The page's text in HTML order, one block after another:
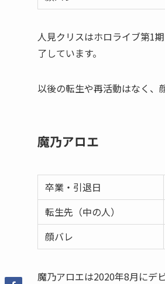
人見クリスはホロライブ第1
了しています。
以後の転生や再活動はなく、
魔乃アロエ
卒業・引退日
転生先（中の人）
顔バレ
魔乃アロエは2020年8月にデ